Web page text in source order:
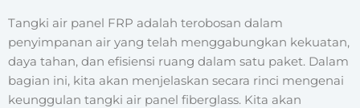
Tangki air panel FRP adalah terobosan dalam
penyimpanan air yang telah menggabungkan kekuatan,
daya tahan, dan efisiensi ruang dalam satu paket. Dalam
bagian ini, kita akan menjelaskan secara rinci mengenai
keunggulan tangki air panel fiberglass. Kita akan